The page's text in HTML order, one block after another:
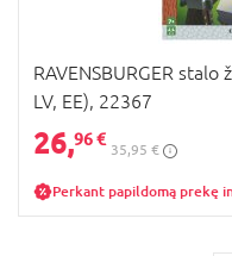
RAVENSBURGER
LV, EE), 22367
26,96 €
35,95 €
Perkant papildomą prekę